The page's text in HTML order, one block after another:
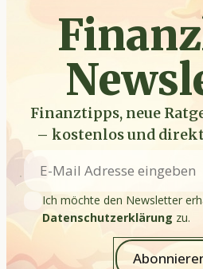
Finanztipps, neue
– kostenlos und
Ich möchte den Newsletter
Datenschutzerklärung zu.